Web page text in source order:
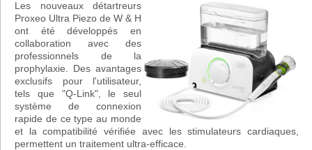
Les nouveaux détartreurs
Proxeo Ultra Piezo de W & H
ont été développés en
collaboration avec des
professionnels de la
prophylaxie. Des avantages
exclusifs pour l'utilisateur,
tels que "Q-Link", le seul
système de connexion
rapide de ce type au monde
et la compatibilité vérifiée avec les stimulateurs cardiaques,
permettent un traitement ultra-efficace.